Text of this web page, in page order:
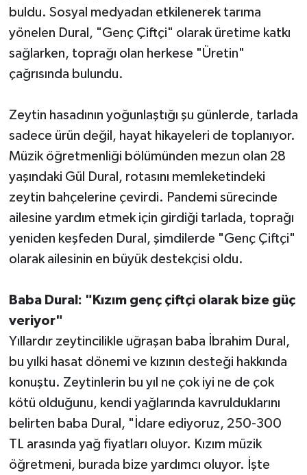
buldu. Sosyal medyadan etkilenerek tarıma
yönelen Dural, "Genç Çiftçi" olarak üretime katkı
sağlarken, toprağı olan herkese "Üretin"
çağrısında bulundu.
Zeytin hasadının yoğunlaştığı şu günlerde, tarlada
sadece ürün değil, hayat hikayeleri de toplanıyor.
Müzik öğretmenliği bölümünden mezun olan 28
yaşındaki Gül Dural, rotasını memleketindeki
zeytin bahçelerine çevirdi. Pandemi sürecinde
ailesine yardım etmek için girdiği tarlada, toprağı
yeniden keşfeden Dural, şimdilerde "Genç Çiftçi"
olarak ailesinin en büyük destekçisi oldu.
Baba Dural: "Kızım genç çiftçi olarak bize güç
veriyor"
Yıllardır zeytincilikle uğraşan baba İbrahim Dural,
bu yılki hasat dönemi ve kızının desteği hakkında
konuştu. Zeytinlerin bu yıl ne çok iyi ne de çok
kötü olduğunu, kendi yağlarında kavrulduklarını
belirten baba Dural, "İdare ediyoruz, 250-300
TL arasında yağ fiyatları oluyor. Kızım müzik
öğretmeni, burada bize yardımcı oluyor. İşte